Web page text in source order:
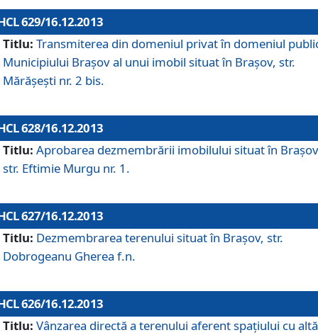
629/16.12.2013
Titlu: Transmiterea din domeniul privat în domeniul
Municipiului Braşov al unui imobil situat în Braşov, str.
Mărăşeşti nr. 2 bis.
628/16.12.2013
Titlu: Aprobarea dezmembrării imobilului situat în
str. Eftimie Murgu nr. 1.
627/16.12.2013
Titlu: Dezmembrarea terenului situat în Braşov, str.
Dobrogeanu Gherea f.n.
626/16.12.2013
Titlu: Vânzarea directă a terenului aferent spaţiului cu altă